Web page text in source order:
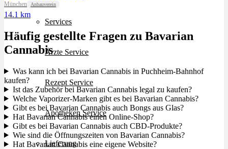
Services
Ärzte Service
Rezept Service
Apotheken Service
Lieferung
München Anbauverein
14.1 km
Häufig gestellte Fragen zu Bavarian
Cannabis
Was kann ich bei Bavarian Cannabis in Puchheim-Bahnhof
kaufen?
Ist das Zubehör bei Bavarian Cannabis legal zu kaufen?
Welche Vaporizer-Marken gibt es bei Bavarian Cannabis?
Gibt es bei Bavarian Cannabis auch Bongs aus Glas?
Hat Bavarian Cannabis einen Online-Shop?
Gibt es bei Bavarian Cannabis auch CBD-Produkte?
Wie sind die Öffnungszeiten von Bavarian Cannabis?
Hat Bavarian Cannabis eine eigene Website?